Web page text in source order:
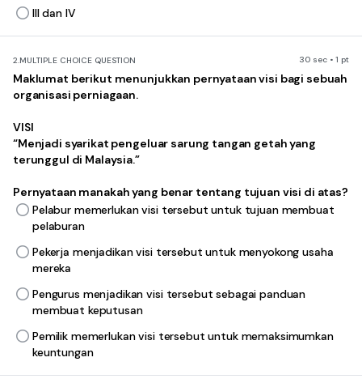
III dan IV
2.MULTIPLE CHOICE QUESTION 30 sec • 1 pt
Maklumat berikut menunjukkan pernyataan visi bagi sebuah
organisasi perniagaan.
VISI
“Menjadi syarikat pengeluar sarung tangan getah yang
terunggul di Malaysia.”
Pernyataan manakah yang benar tentang tujuan visi di atas?
Pelabur memerlukan visi tersebut untuk tujuan membuat
pelaburan
Pekerja menjadikan visi tersebut untuk menyokong usaha
mereka
Pengurus menjadikan visi tersebut sebagai panduan
membuat keputusan
Pemilik memerlukan visi tersebut untuk memaksimumkan
keuntungan